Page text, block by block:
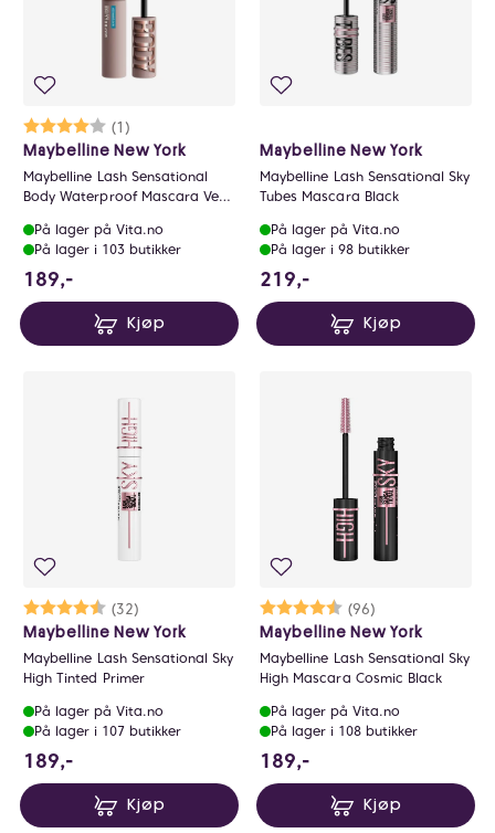
Karakter:
(1)
4.0 av 5 mulige
Maybelline New York
Maybelline Lash Sensational
Body Waterproof Mascara Very
På lager på Vita.no
På lager i 103 butikker
189,-
Kjøp
Maybelline New York
Maybelline Lash Sensational Sky
Tubes Mascara Black
På lager på Vita.no
På lager i 98 butikker
219,-
Kjøp
Karakter:
(32)
4.3 av 5 mulige
Maybelline New York
Maybelline Lash Sensational Sky
High Tinted Primer
På lager på Vita.no
På lager i 107 butikker
189,-
Kjøp
Karakter:
(96)
4.7 av 5 mulige
Maybelline New York
Maybelline Lash Sensational Sky
High Mascara Cosmic Black
På lager på Vita.no
På lager i 108 butikker
189,-
Kjøp